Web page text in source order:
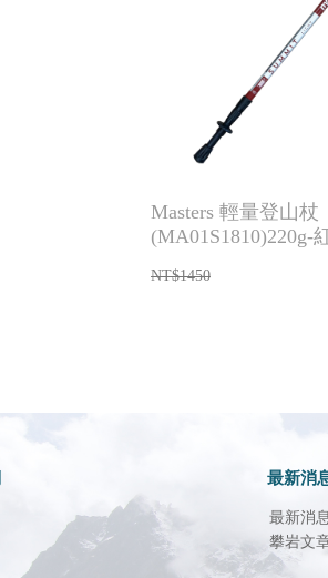
Masters 輕量登山杖
(MA01S1810)220g-
NT$1450
最新消
最新消
攀岩文